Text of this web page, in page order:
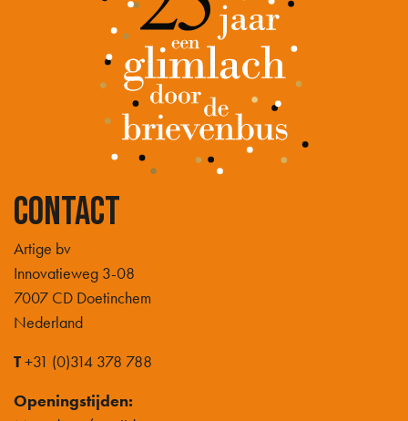
Contact
Artige bv
Innovatieweg 3-08
7007 CD Doetinchem
Nederland
T+31 (0)314 378 788
Openingstijden: